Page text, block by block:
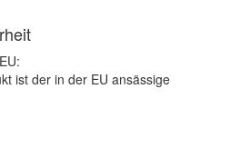
ist der in der EU ansässige